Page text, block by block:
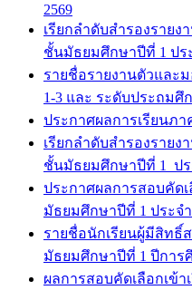
2569
เรียกลำดับสำรองราย
ชั้นมัธยมศึกษาปีที่ 1 ปร
รายชื่อรายงานตัวและ
1-3 และ ระดับประถมศึ
ประกาศผลการเรียนภา
เรียกลำดับสำรองราย
ชั้นมัธยมศึกษาปีที่ 1 ปร
ประกาศผลการสอบคัด
มัธยมศึกษาปีที่ 1 ประจ
รายชื่อนักเรียนผู้มีสิทธิ์
มัธยมศึกษาปีที่ 1 ปีการ
ผลการสอบคัดเลือกเข้า